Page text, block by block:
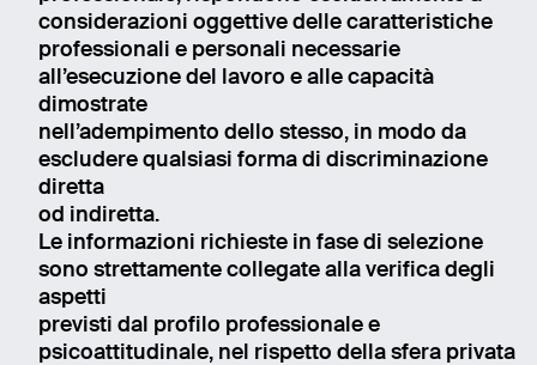
considerazioni oggettive delle caratteristiche
professionali e personali necessarie
all’esecuzione del lavoro e alle capacità
dimostrate
nell’adempimento dello stesso, in modo da
escludere qualsiasi forma di discriminazione
diretta
od indiretta.
Le informazioni richieste in fase di selezione
sono strettamente collegate alla verifica degli
aspetti
previsti dal profilo professionale e
psicoattitudinale, nel rispetto della sfera privata